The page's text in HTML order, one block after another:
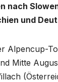
nach
und
Alpencup-
Mitte